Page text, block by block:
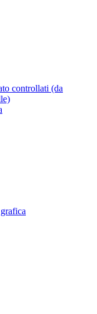
controllati (da